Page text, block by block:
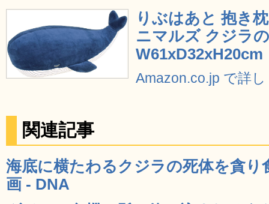
りぶはあと 抱き
ニマルズ クジラ
W61xD32xH20cm
Amazon.co.jp で詳
関連記事
海底に横たわるクジラの死体を貪り
画 - DNA